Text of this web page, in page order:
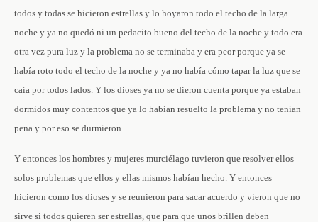
todos y todas se hicieron estrellas y lo hoyaron todo el techo de la larga
noche y ya no quedó ni un pedacito bueno del techo de la noche y todo era
otra vez pura luz y la problema no se terminaba y era peor porque ya se
había roto todo el techo de la noche y ya no había cómo tapar la luz que se
caía por todos lados. Y los dioses ya no se dieron cuenta porque ya estaban
dormidos muy contentos que ya lo habían resuelto la problema y no tenían
pena y por eso se durmieron.
Y entonces los hombres y mujeres murciélago tuvieron que resolver ellos
solos problemas que ellos y ellas mismos habían hecho. Y entonces
hicieron como los dioses y se reunieron para sacar acuerdo y vieron que no
sirve si todos quieren ser estrellas, que para que unos brillen deben